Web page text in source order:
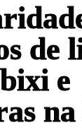
de
e